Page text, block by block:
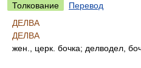
Толкование
Перевод
ДЕЛВА
ДЕЛВА
жен., церк. бочка; делводел,